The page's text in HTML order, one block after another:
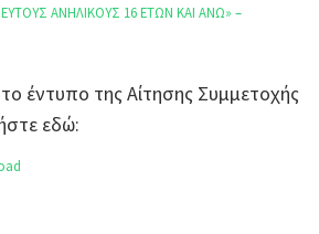
ΑΝΗΛΙΚΟΥΣ 16 ΕΤΩΝ ΚΑΙ ΑΝΩ» –
έντυπο της Αίτησης Συμμετοχής
εδώ: